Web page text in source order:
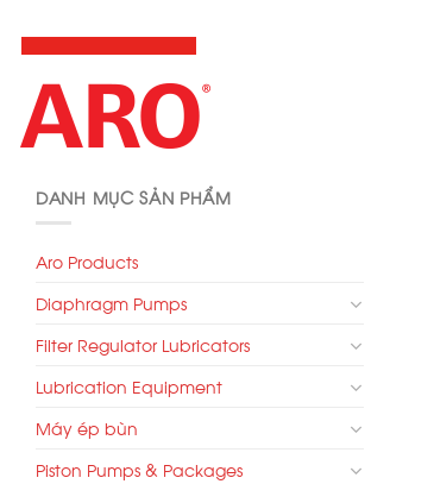
DANH MỤC SẢN PHẨM
Aro Products
Diaphragm Pumps
Filter Regulator Lubricators
Lubrication Equipment
Máy ép bùn
Piston Pumps & Packages